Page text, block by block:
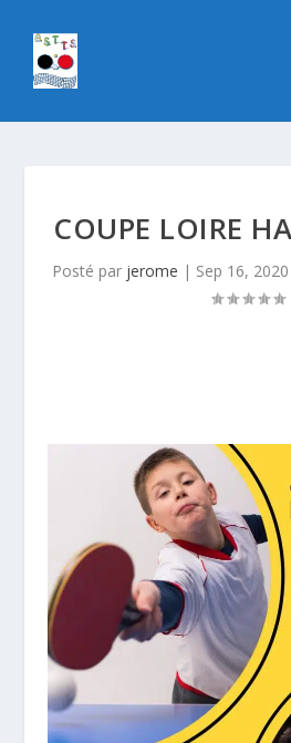
COUPE LOIRE
Posté par jerome | Sep 16, 2020